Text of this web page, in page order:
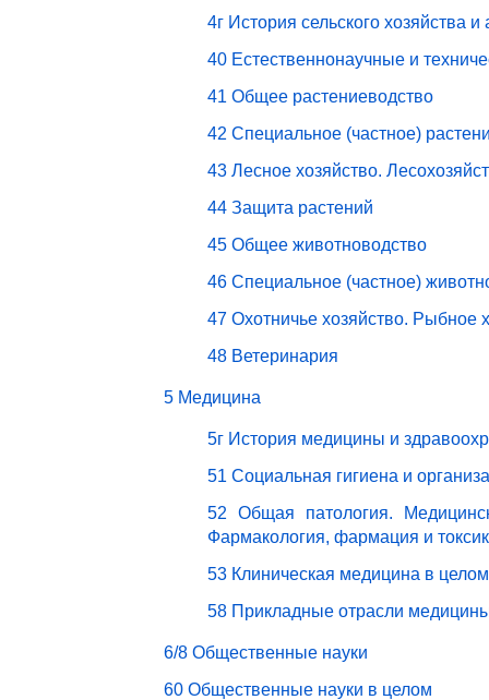
4г История сельского хозяйства
40 Естественнонаучные и
41 Общее растениеводство
42 Специальное (частное)
43 Лесное хозяйство.
44 Защита растений
45 Общее животноводство
46 Специальное (частное)
47 Охотничье хозяйство. Рыбное
48 Ветеринария
5 Медицина
5г История медицины и
51 Социальная гигиена и
52 Общая патология.
Фармакология, фармация и
53 Клиническая медицина в целом
58 Прикладные отрасли
6/8 Общественные науки
60 Общественные науки в целом